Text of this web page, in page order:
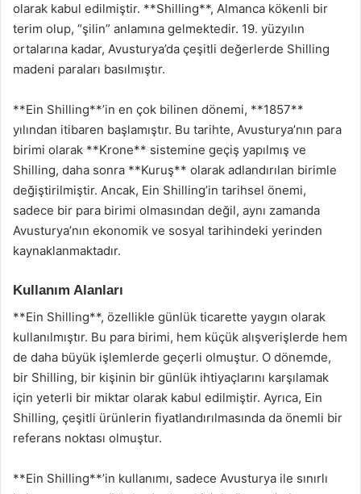
olarak kabul edilmiştir. **Shilling**, Almanca kökenli bir
terim olup, “şilin” anlamına gelmektedir. 19. yüzyılın
ortalarına kadar, Avusturya’da çeşitli değerlerde Shilling
madeni paraları basılmıştır.
**Ein Shilling**’in en çok bilinen dönemi, **1857**
yılından itibaren başlamıştır. Bu tarihte, Avusturya’nın para
birimi olarak **Krone** sistemine geçiş yapılmış ve
Shilling, daha sonra **Kuruş** olarak adlandırılan birimle
değiştirilmiştir. Ancak, Ein Shilling’in tarihsel önemi,
sadece bir para birimi olmasından değil, aynı zamanda
Avusturya’nın ekonomik ve sosyal tarihindeki yerinden
kaynaklanmaktadır.
Kullanım Alanları
**Ein Shilling**, özellikle günlük ticarette yaygın olarak
kullanılmıştır. Bu para birimi, hem küçük alışverişlerde hem
de daha büyük işlemlerde geçerli olmuştur. O dönemde,
bir Shilling, bir kişinin bir günlük ihtiyaçlarını karşılamak
için yeterli bir miktar olarak kabul edilmiştir. Ayrıca, Ein
Shilling, çeşitli ürünlerin fiyatlandırılmasında da önemli bir
referans noktası olmuştur.
**Ein Shilling**’in kullanımı, sadece Avusturya ile sınırlı